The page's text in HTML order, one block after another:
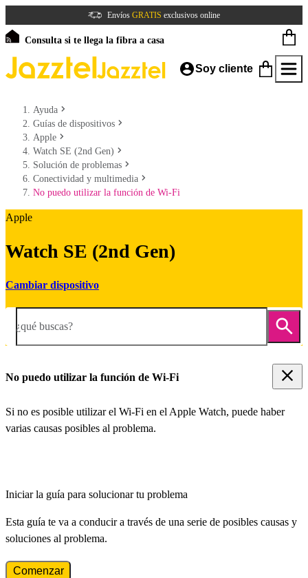
Envíos GRATIS exclusivos online
Consulta si te llega la fibra a casa
Soy cliente
Ayuda
Guías de dispositivos
Apple
Watch SE (2nd Gen)
Solución de problemas
Conectividad y multimedia
No puedo utilizar la función de Wi-Fi
Apple
Watch SE (2nd Gen)
Cambiar dispositivo
¿qué buscas?
No puedo utilizar la función de Wi-Fi
Si no es posible utilizar el Wi-Fi en el Apple Watch, puede haber
varias causas posibles al problema.
Iniciar la guía para solucionar tu problema
Esta guía te va a conducir a través de una serie de posibles causas y
soluciones al problema.
Comenzar